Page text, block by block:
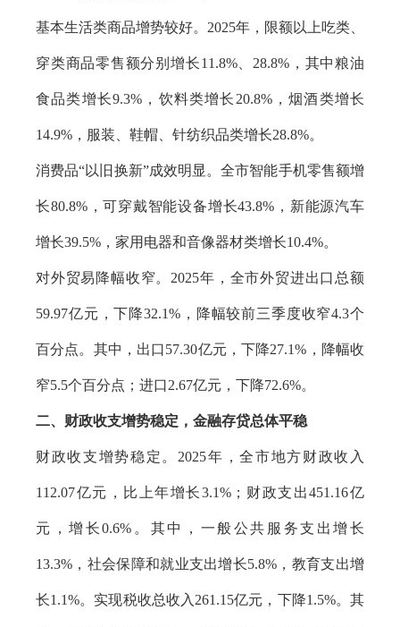
基本生活类商品增势较好。2025年，限额以上吃类、
穿类商品零售额分别增长11.8%、28.8%，其中粮油
食品类增长9.3%，饮料类增长20.8%，烟酒类增长
14.9%，服装、鞋帽、针纺织品类增长28.8%。
消费品“以旧换新”成效明显。全市智能手机零售额增
长80.8%，可穿戴智能设备增长43.8%，新能源汽车
增长39.5%，家用电器和音像器材类增长10.4%。
对外贸易降幅收窄。2025年，全市外贸进出口总额
59.97亿元，下降32.1%，降幅较前三季度收窄4.3个
百分点。其中，出口57.30亿元，下降27.1%，降幅收
窄5.5个百分点；进口2.67亿元，下降72.6%。
二、财政收支增势稳定，金融存贷总体平稳
财政收支增势稳定。2025年，全市地方财政收入
112.07亿元，比上年增长3.1%；财政支出451.16亿
元，增长0.6%。其中，一般公共服务支出增长
13.3%，社会保障和就业支出增长5.8%，教育支出增
长1.1%。实现税收总收入261.15亿元，下降1.5%。其